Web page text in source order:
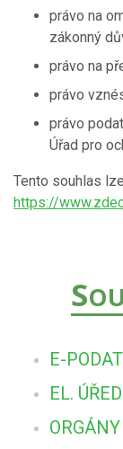
právo na
zákonný
právo na
právo
právo
Úřad pro
Tento souhlas
https://
S
E-
EL.